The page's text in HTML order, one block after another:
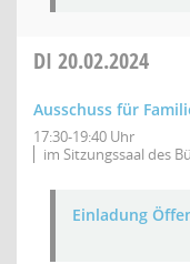
DI 20.02.2024
Ausschuss für
17:30-19:40 Uhr
im Sitzungssaal des
Einladung